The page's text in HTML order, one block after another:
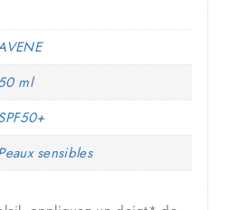
ml
sensibles